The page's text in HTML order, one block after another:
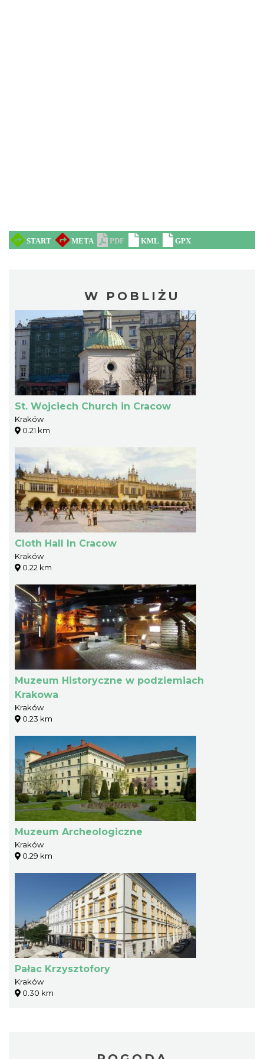
W POBLIŻU
St. Wojciech Church in Cracow
Kraków
0.21 km
Cloth Hall In Cracow
Kraków
0.22 km
Muzeum Historyczne w podziemiach
Krakowa
Kraków
0.23 km
Muzeum Archeologiczne
Kraków
0.29 km
Pałac Krzysztofory
Kraków
0.30 km